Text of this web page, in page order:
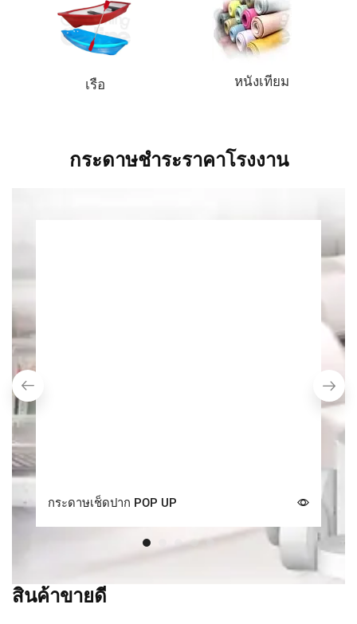
เรือ หนังเทียม
กระดาษชำระราคาโรงงาน
กระดาษเช็ดปาก POP UP
สินค้าขายดี